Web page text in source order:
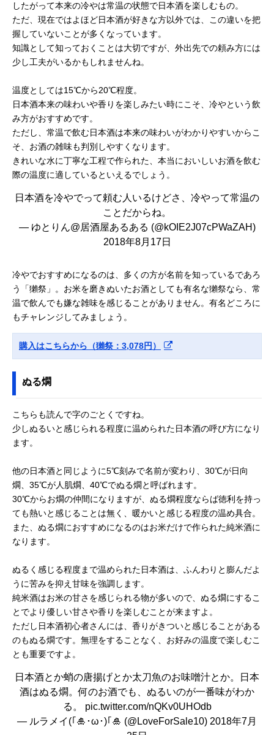
したがって本来の冷やは常温の状態で日本酒を楽しむもの。
ただ、現在ではよほど日本酒が好きな方以外では、この違いを把
握していないことが多くなっています。
知識として知っておくことは大切ですが、外出先での頼み方には
少し工夫がいるかもしれませんね。
温度としては15℃から20℃程度。
日本酒本来の味わいや香りを楽しみたい時にこそ、冷やという飲
み方がおすすめです。
ただし、常温で飲む日本酒は本来の味わいがわかりやすいからこ
そ、お酒の雑味も判別しやすくなります。
きれいな水に丁寧な工程で作られた、本当においしいお酒を飲む
際の温度に適しているといえるでしょう。
日本酒を冷やでって頼む人いるけどさ、冷やって常温の
ことだからね。
— ゆとりん@居酒屋あるある (@kOIE2J07cPWaZAH)
2018年8月17日
冷やでおすすめになるのは、多くの方が名前を知っているであろ
う「獺祭」。お米を磨きぬいたお酒としても有名な獺祭なら、常
温で飲んでも嫌な雑味を感じることがありません。有名どころに
もチャレンジしてみましょう。
購入はこちらから（獺祭：3,078円）
ぬる燗
こちらも読んで字のごとくですね。
少しぬるいと感じられる程度に温められた日本酒の呼び方になり
ます。
他の日本酒と同じように5℃刻みで名前が変わり、30℃が日向
燗、35℃が人肌燗、40℃でぬる燗と呼ばれます。
30℃からお燗の仲間になりますが、ぬる燗程度ならば徳利を持っ
ても熱いと感じることは無く、暖かいと感じる程度の温め具合。
また、ぬる燗におすすめになるのはお米だけで作られた純米酒に
なります。
ぬるく感じる程度まで温められた日本酒は、ふんわりと膨んだよ
うに苦みを抑え甘味を強調します。
純米酒はお米の甘さを感じられる物が多いので、ぬる燗にするこ
とでより優しい甘さや香りを楽しむことが来ますよ。
ただし日本酒初心者さんには、香りがきついと感じることがある
のもぬる燗です。無理をすることなく、お好みの温度で楽しむこ
とも重要ですよ。
日本酒とか蛸の唐揚げとか太刀魚のお味噌汁とか。日本
酒はぬる燗。何のお酒でも、ぬるいのが一番味がわか
る。 pic.twitter.com/nQKv0UHOdb
— ルラメイ(｢🎍･ω･)｢🎍 (@LoveForSale10) 2018年7月